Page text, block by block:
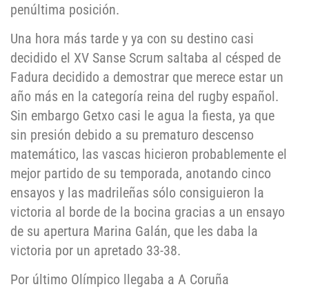
penúltima posición.
Una hora más tarde y ya con su destino casi
decidido el XV Sanse Scrum saltaba al césped de
Fadura decidido a demostrar que merece estar un
año más en la categoría reina del rugby español.
Sin embargo Getxo casi le agua la fiesta, ya que
sin presión debido a su prematuro descenso
matemático, las vascas hicieron probablemente el
mejor partido de su temporada, anotando cinco
ensayos y las madrileñas sólo consiguieron la
victoria al borde de la bocina gracias a un ensayo
de su apertura Marina Galán, que les daba la
victoria por un apretado 33-38.
Por último Olímpico llegaba a A Coruña